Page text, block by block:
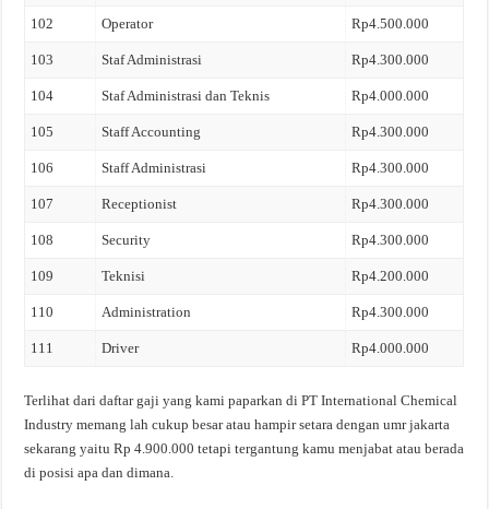
102 Operator Rp4.500.000
103 Staf Administrasi Rp4.300.000
104 Staf Administrasi dan Teknis Rp4.000.000
105 Staff Accounting Rp4.300.000
106 Staff Administrasi Rp4.300.000
107 Receptionist Rp4.300.000
108 Security Rp4.300.000
109 Teknisi Rp4.200.000
110 Administration Rp4.300.000
111 Driver Rp4.000.000
Terlihat dari daftar gaji yang kami paparkan di PT International Chemical
Industry memang lah cukup besar atau hampir setara dengan umr jakarta
sekarang yaitu Rp 4.900.000 tetapi tergantung kamu menjabat atau berada
di posisi apa dan dimana.